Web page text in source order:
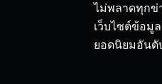
ไม่พลาดทุกข่
เว็บไซต์ข้อมู
ยอดนิยมอันดั